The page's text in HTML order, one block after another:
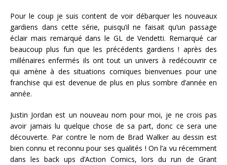
Pour le coup je suis content de voir débarquer les nouveaux
gardiens dans cette série, puisqu’il ne faisait qu’un passage
éclair mais remarqué dans le GL de Vendetti. Remarqué car
beaucoup plus fun que les précédents gardiens ! après des
millénaires enfermés ils ont tout un univers à redécouvrir ce
qui amène à des situations comiques bienvenues pour une
franchise qui est devenue de plus en plus sombre d’année en
année.
Justin Jordan est un nouveau nom pour moi, je ne crois pas
avoir jamais lu quelque chose de sa part, donc ce sera une
découverte. Par contre le nom de Brad Walker au dessin est
bien connu et reconnu pour ses qualités ! On l’a vu récemment
dans les back ups d’Action Comics, lors du run de Grant